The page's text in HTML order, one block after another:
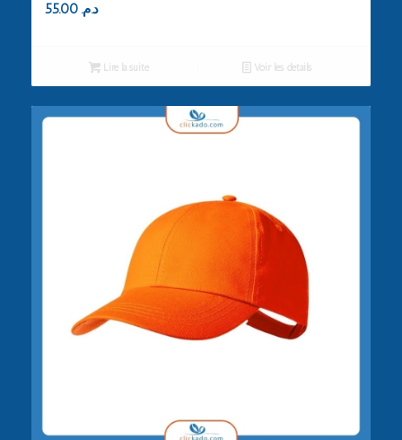
د.م. 55.00
Lire la suite Voir les détails